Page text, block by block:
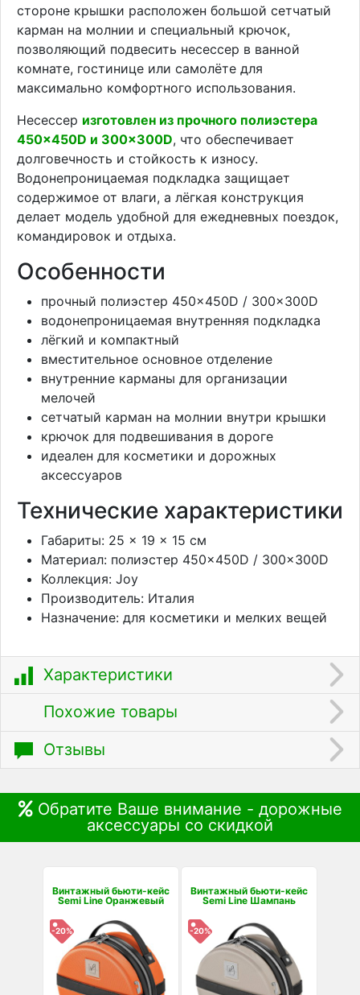
стороне крышки расположен большой сетчатый
карман на молнии и специальный крючок,
позволяющий подвесить несессер в ванной
комнате, гостинице или самолёте для
максимально комфортного использования.
Несессер изготовлен из прочного полиэстера
450×450D и 300×300D, что обеспечивает
долговечность и стойкость к износу.
Водонепроницаемая подкладка защищает
содержимое от влаги, а лёгкая конструкция
делает модель удобной для ежедневных поездок,
командировок и отдыха.
Особенности
прочный полиэстер 450×450D / 300×300D
водонепроницаемая внутренняя подкладка
лёгкий и компактный
вместительное основное отделение
внутренние карманы для организации
мелочей
сетчатый карман на молнии внутри крышки
крючок для подвешивания в дороге
идеален для косметики и дорожных
аксессуаров
Технические характеристики
Габариты: 25 × 19 × 15 см
Материал: полиэстер 450×450D / 300×300D
Коллекция: Joy
Производитель: Италия
Назначение: для косметики и мелких вещей
Характеристики
Похожие товары
Отзывы
Обратите Ваше внимание - дорожные
аксессуары со скидкой
Винтажный бьюти-кейс
Semi Line Оранжевый
-20%
Винтажный бьюти-кейс
Semi Line Шампань
-20%